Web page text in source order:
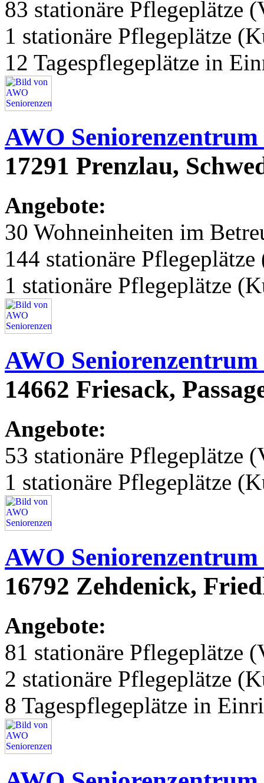
83 stationäre Pflegeplätze
1 stationäre Pflegeplätze
12 Tagespflegeplätze in
AWO
17291 Prenzlau,
Angebote:
30 Wohneinheiten im
144 stationäre
1 stationäre Pflegeplätze
AWO
14662 Friesack,
Angebote:
53 stationäre Pflegeplätze
1 stationäre Pflegeplätze
AWO
16792 Zehdenick,
Angebote:
81 stationäre Pflegeplätze
2 stationäre Pflegeplätze
8 Tagespflegeplätze in